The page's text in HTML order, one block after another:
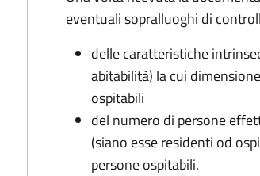
eventuali sopralluoghi di
delle caratteristiche
abitabilità) la cui
ospitabili
del numero di persone
(siano esse residenti od
persone ospitabili.